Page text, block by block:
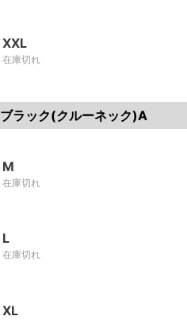
XXL
在庫切れ
ブラック(クルーネック)A
M
在庫切れ
L
在庫切れ
XL